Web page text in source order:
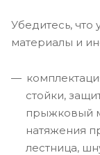
Убедитесь, что
материалы и
стойки,
прыжковый
натяжения
лестница,